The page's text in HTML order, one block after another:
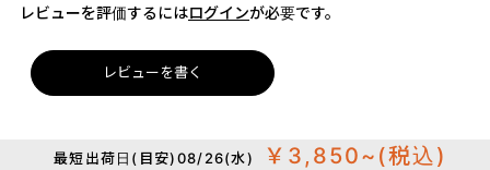
レビューを評価するにはログインが必要です。
レビューを書く
最短出荷日(目安)08/26(水) ￥3,850~ (税込)